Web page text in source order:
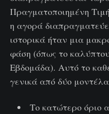
Πραγματοποιημένη
η αγορά
ιστορικά ήταν μια
φάση (όπως το
Εβδομάδα). Αυτό το
γενικά από δύο
Το κατώτερο όριο